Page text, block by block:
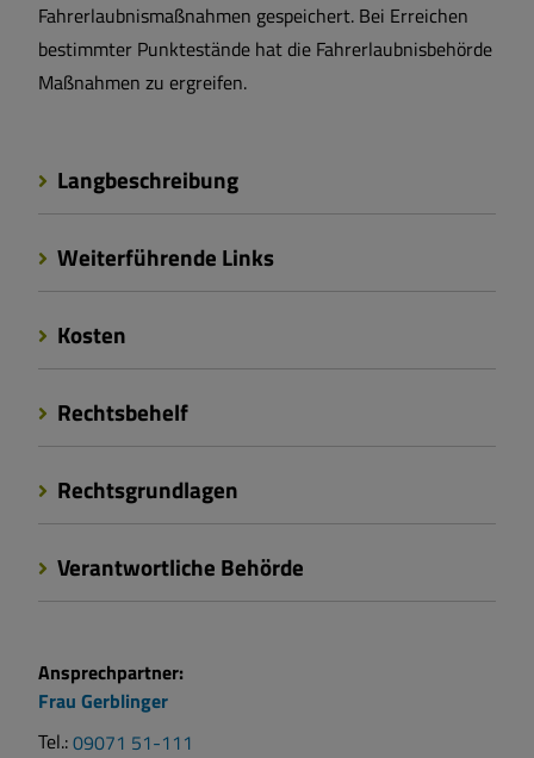
Fahrerlaubnismaßnahmen gespeichert. Bei Erreichen
bestimmter Punktestände hat die Fahrerlaubnisbehörde
Maßnahmen zu ergreifen.
Langbeschreibung
Weiterführende Links
Kosten
Rechtsbehelf
Rechtsgrundlagen
Verantwortliche Behörde
Ansprechpartner:
Frau Gerblinger
Tel.:09071 51-111